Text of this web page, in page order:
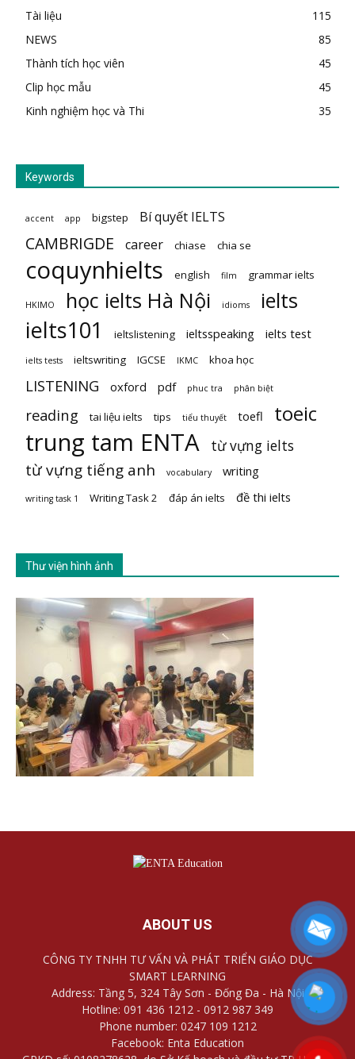
Tài liệu
115
NEWS
85
Thành tích học viên
45
Clip học mẫu
45
Kinh nghiệm học và Thi
35
Keywords
accent app bigstep Bí quyết IELTS
CAMBRIGDE career chiase chia se
coquynhielts english film grammar ielts
HKIMO học ielts Hà Nội idioms ielts
ielts101 ieltslistening ieltsspeaking ielts test
ielts tests ieltswriting IGCSE IKMC khoa học
LISTENING oxford pdf phuc tra phân biệt
reading tai liệu ielts tips tiểu thuyết toefl toeic
trung tam ENTA từ vựng ielts
từ vựng tiếng anh vocabulary writing
writing task 1 Writing Task 2 đáp án ielts đề thi ielts
Thư viện hình ảnh
ABOUT US
CÔNG TY TNHH TƯ VẤN VÀ PHÁT TRIỂN GIÁO DỤC
SMART LEARNING
Address: Tầng 5, 324 Tây Sơn - Đống Đa - Hà Nội
Hotline: 091 436 1212 - 0912 987 349
Phone number: 0247 109 1212
Facebook: Enta Education